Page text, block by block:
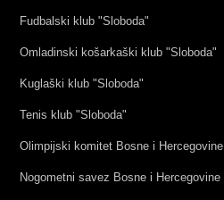
Fudbalski klub "Sloboda"
Omladinski košarkaški klub "Sloboda"
Kuglaški klub "Sloboda"
Tenis klub "Sloboda"
Olimpijski komitet Bosne i Hercegovine
Nogometni savez Bosne i Hercegovine